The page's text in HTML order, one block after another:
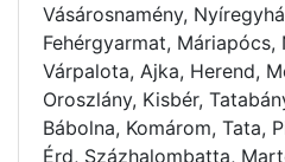
Vásárosnamény,
Fehérgyarmat,
Várpalota, Ajka, Herend,
Oroszlány, Kisbér,
Bábolna, Komárom, Tata,
Érd, Százhalombatta,